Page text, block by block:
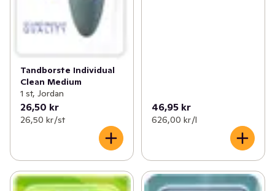
Tandborste Individual
Clean Medium
1 st, Jordan
26,50 kr
26,50 kr /st
46,95 kr
626,00 kr /l